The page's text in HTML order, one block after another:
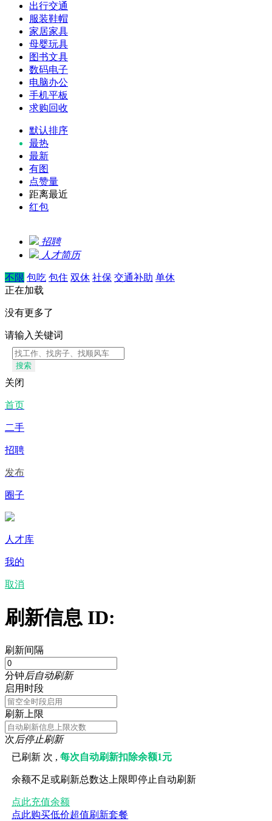
出行交通
服装鞋帽
家居家具
母婴玩具
图书文具
数码电子
电脑办公
手机平板
求购回收
默认排序
最热
最新
有图
点赞量
距离最近
红包
招聘
人才简历
不限 包吃 包住 双休 社保 交通补助 单休
正在加载
没有更多了
请输入关键词
搜索
关闭
首页
二手
招聘
发布
圈子
人才库
我的
取消
刷新信息 ID:
刷新间隔
分钟后自动刷新
启用时段
刷新上限
次后停止刷新
已刷新 次 ,每次自动刷新扣除余额1元
余额不足或刷新总数达上限即停止自动刷新
点此充值余额
点此购买低价超值刷新套餐